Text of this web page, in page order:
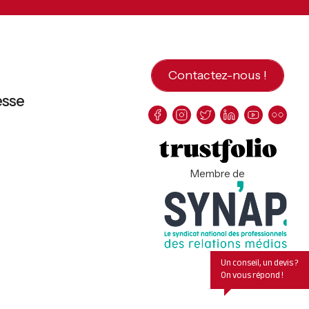
Contactez-nous !
Membre de
Un conseil, un devis ?
On vous répond !